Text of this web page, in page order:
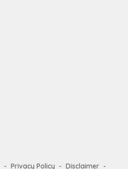
Privacy Policy Disclaimer